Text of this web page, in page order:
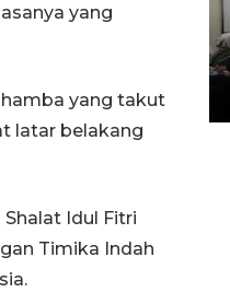
yang
yang takut
latar belakang
Idul Fitri
Timika Indah
dengan
2022